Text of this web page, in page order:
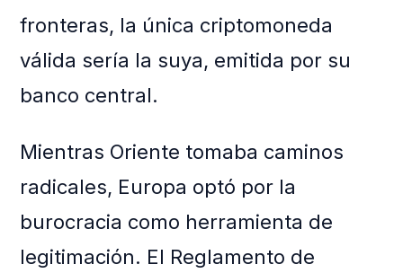
fronteras, la única criptomoneda
válida sería la suya, emitida por su
banco central.
Mientras Oriente tomaba caminos
radicales, Europa optó por la
burocracia como herramienta de
legitimación. El Reglamento de